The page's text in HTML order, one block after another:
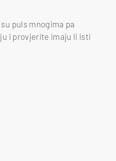
puls mnogima pa
i provjerite imaju li isti